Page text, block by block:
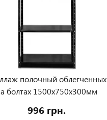
полочный облегченных
болтах 1500х750х300мм
996 грн.